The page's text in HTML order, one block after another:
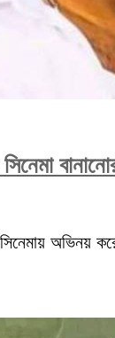
অভিনয়